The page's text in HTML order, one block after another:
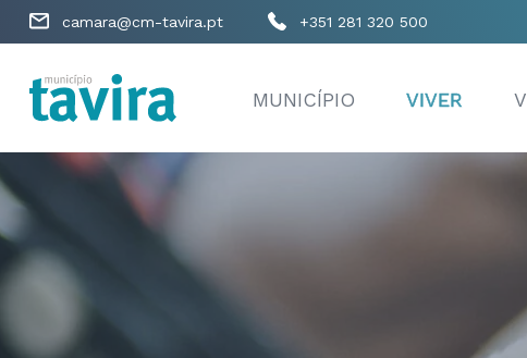
camara@cm-tavira.pt +351 281 320 500
MUNICÍPIO VIVER